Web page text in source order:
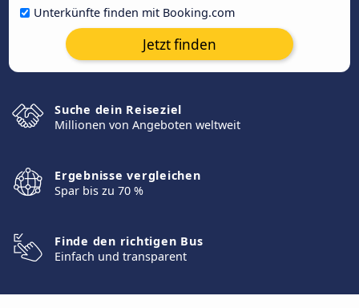
Unterkünfte finden mit Booking.com
Jetzt finden
Suche dein Reiseziel
Millionen von Angeboten weltweit
Ergebnisse vergleichen
Spar bis zu 70 %
Finde den richtigen Bus
Einfach und transparent